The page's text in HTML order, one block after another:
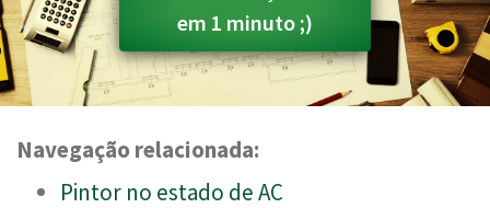
em 1 minuto ;)
Navegação relacionada:
Pintor no estado de AC